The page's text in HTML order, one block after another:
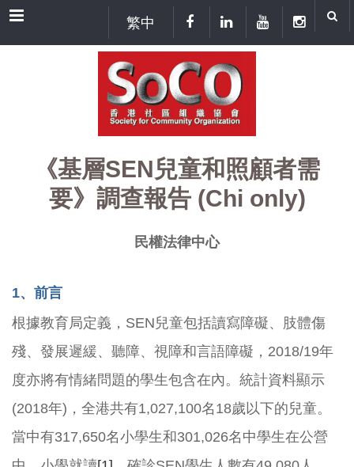
Menu 繁中
《基層SEN兒童和照顧者需
要》調查報告 (Chi only)
民權法律中心
1、前言
根據教育局定義，SEN兒童包括讀寫障礙、肢體傷
殘、發展遲緩、聽障、視障和言語障礙，2018/19年
度亦將有情緒問題的學生包含在內。統計資料顯示
(2018年)，全港共有1,027,100名18歲以下的兒童。
當中有317,650名小學生和301,026名中學生在公營